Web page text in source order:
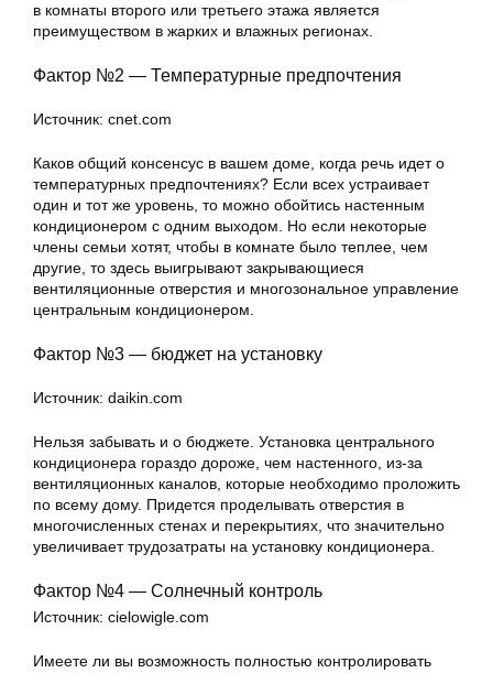
в комнаты второго или третьего этажа является
преимуществом в жарких и влажных регионах.
Фактор №2 — Температурные предпочтения
Источник: cnet.com
Каков общий консенсус в вашем доме, когда речь идет о
температурных предпочтениях? Если всех устраивает
один и тот же уровень, то можно обойтись настенным
кондиционером с одним выходом. Но если некоторые
члены семьи хотят, чтобы в комнате было теплее, чем
другие, то здесь выигрывают закрывающиеся
вентиляционные отверстия и многозональное управление
центральным кондиционером.
Фактор №3 — бюджет на установку
Источник: daikin.com
Нельзя забывать и о бюджете. Установка центрального
кондиционера гораздо дороже, чем настенного, из-за
вентиляционных каналов, которые необходимо проложить
по всему дому. Придется проделывать отверстия в
многочисленных стенах и перекрытиях, что значительно
увеличивает трудозатраты на установку кондиционера.
Фактор №4 — Солнечный контроль
Источник: cielowigle.com
Имеете ли вы возможность полностью контролировать